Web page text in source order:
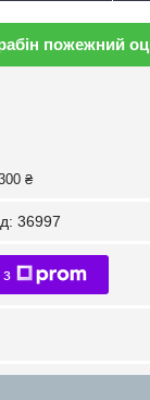
пожежний
₴
36997